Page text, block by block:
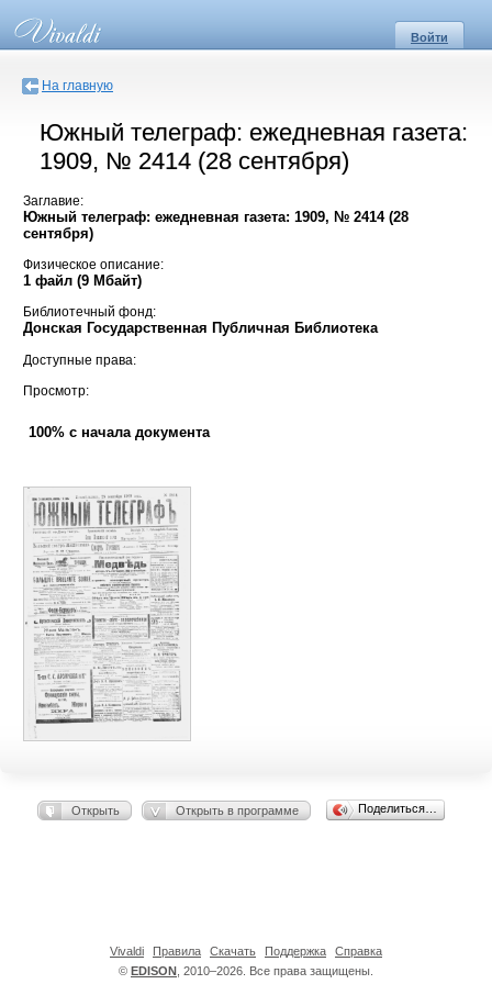
Войти
На главную
Южный телеграф: ежедневная газета:
1909, № 2414 (28 сентября)
Заглавие:
Южный телеграф: ежедневная газета: 1909, № 2414 (28
сентября)
Физическое описание:
1 файл (9 Мбайт)
Библиотечный фонд:
Донская Государственная Публичная Библиотека
Доступные права:
Просмотр:
100% с начала документа
Открыть Открыть в программе Поделиться…
© EDISON , 2010–2026. Все права защищены.
Vivaldi Правила Скачать Поддержка Справка